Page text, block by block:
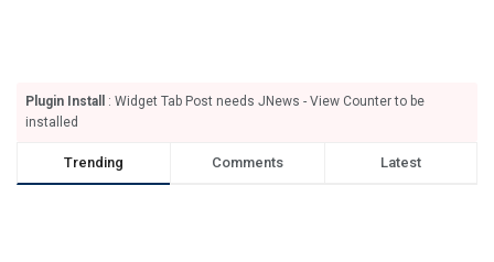
Plugin Install
: Widget Tab Post needs JNews - View Counter to be
installed
Trending Comments Latest